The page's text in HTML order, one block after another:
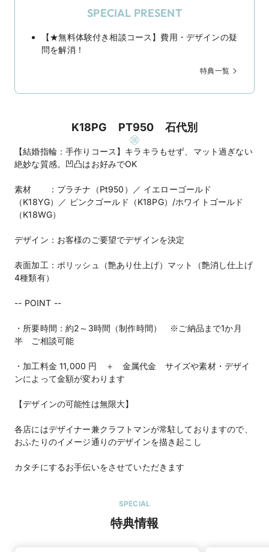
SPECIAL PRESENT
【★無料体験付き相談コース】費用・デザインの疑
問を解消！
特典一覧
K18PG PT950 石代別
【結婚指輪：手作りコース】キラキラもせず、マット過ぎない
絶妙な質感。凹凸はお好みでOK
素材 ：プラチナ（Pt950）／ イエローゴールド
（K18YG）／ ピンクゴールド（K18PG）/ホワイトゴールド
（K18WG）
デザイン：お客様のご要望でデザインを決定
表面加工：ポリッシュ（艶あり仕上げ）マット（艶消し仕上げ
4種類有）
-- POINT --
・所要時間：約2～3時間（制作時間） ※ご納品まで1か月
半 ご相談可能
・加工料金 11,000 円 ＋ 金属代金 サイズや素材・デザイ
ンによって金額が変わります
【デザインの可能性は無限大】
各店にはデザイナー兼クラフトマンが常駐しておりますので、
おふたりのイメージ通りのデザインを描き起こし
カタチにするお手伝いをさせていただきます
SPECIAL
特典情報